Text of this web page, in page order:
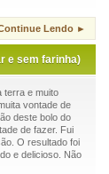
Lendo ►
e sem farinha)
terra e muito
vontade de
deste bolo do
de fazer. Fui
O resultado foi
e delicioso. Não